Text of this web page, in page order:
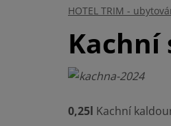
HOTEL TRIM -
Kachní
0,25l Kachní